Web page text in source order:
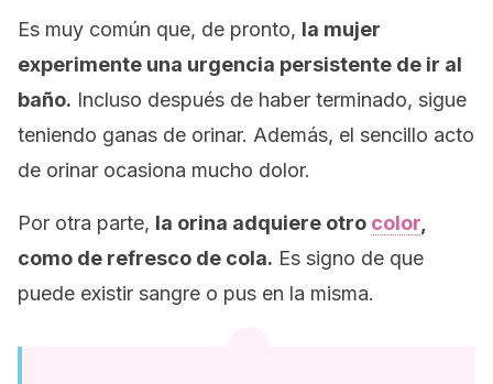
Es muy común que, de pronto, la mujer
experimente una urgencia persistente de ir al
baño. Incluso después de haber terminado, sigue
teniendo ganas de orinar. Además, el sencillo acto
de orinar ocasiona mucho dolor.
Por otra parte, la orina adquiere otro color
como de refresco de cola. Es signo de que
puede existir sangre o pus en la misma.